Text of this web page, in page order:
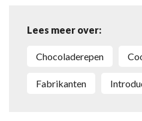
Lees meer over:
Chocoladerepen
Fabrikanten